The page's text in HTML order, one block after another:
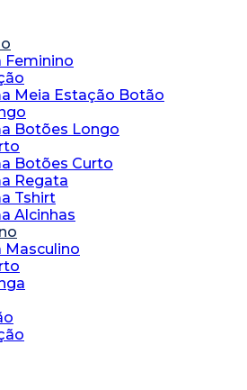
Feminino
Meia Estação Botão
Botões Longo
Botões Curto
Regata
Tshirt
Alcinhas
Masculino